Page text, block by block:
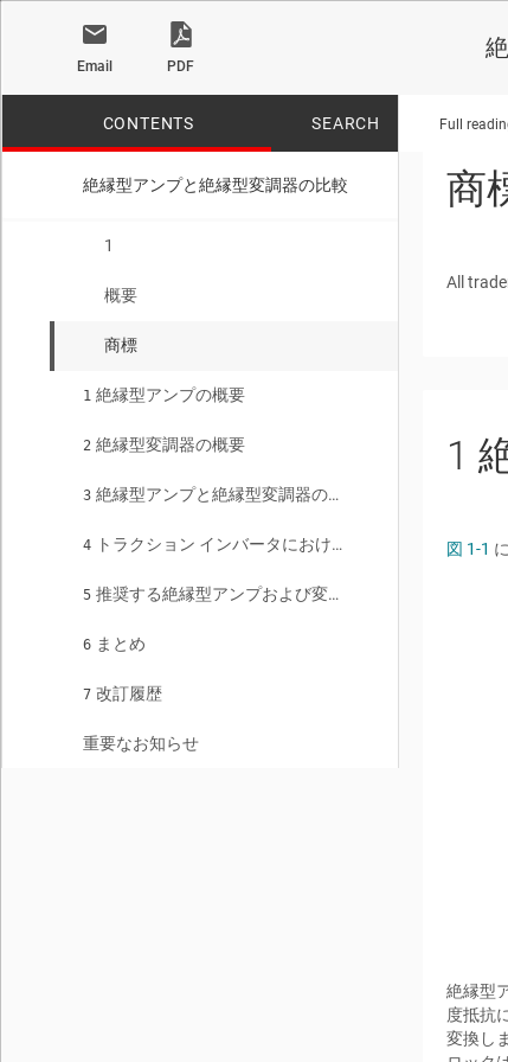
Email PDF
CONTENTS SEARCH
絶縁型アンプと絶縁型変調器の比較
1
概要
商標
1 絶縁型アンプの概要
2 絶縁型変調器の概要
3 絶縁型アンプと絶縁型変調器の性能比較
4 トラクション インバータにおける絶縁型変調器
5 推奨する絶縁型アンプおよび変調器
6 まとめ
7 改訂履歴
重要なお知らせ
Full
商
All
1
図 1-1
絶縁型
度抵抗
変換し